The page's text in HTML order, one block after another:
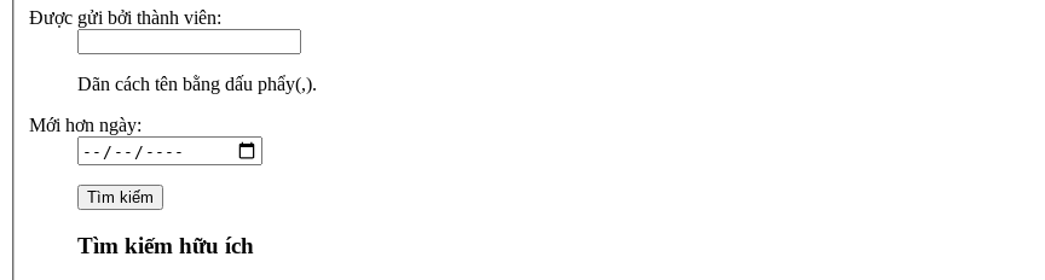
Được gửi bởi thành viên:
Dãn cách tên bằng dấu phẩy(,).
Mới hơn ngày:
Tìm kiếm hữu ích